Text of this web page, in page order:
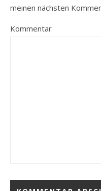
meinen nächsten
Kommentar